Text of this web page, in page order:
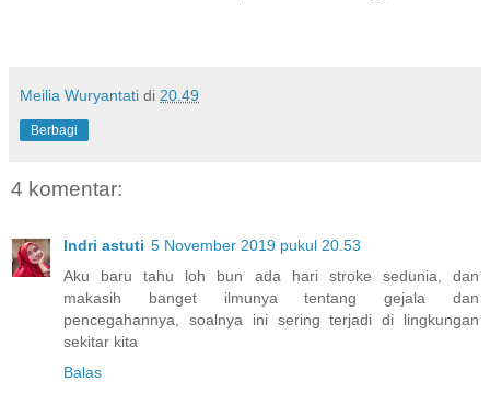
Meilia Wuryantati di 20.49
Berbagi
4 komentar:
Indri astuti 5 November 2019 pukul 20.53
Aku baru tahu loh bun ada hari stroke sedunia, dan
makasih banget ilmunya tentang gejala dan
pencegahannya, soalnya ini sering terjadi di lingkungan
sekitar kita
Balas